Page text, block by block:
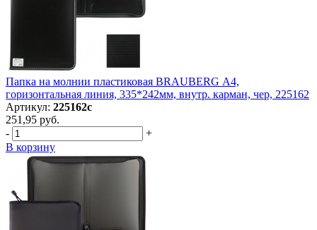
Папка на молнии пластиковая BRAUBERG А4,
горизонтальная линия, 335*242мм, внутр. карман, чер, 225162
Артикул: 225162с
251,95 руб.
-
+
В корзину